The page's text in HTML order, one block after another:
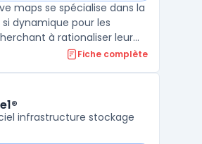
maps se spécialise dans la
dynamique pour les
à rationaliser leur
outil visualise en temps
des décideurs. Les
à une vision tran ...
Fiche complète
infrastructure stockage